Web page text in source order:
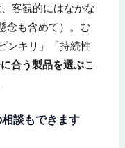
客観的にはなかな
念も含めて）。む
ンキリ」「持続性
合う製品を選ぶこ
談もできます